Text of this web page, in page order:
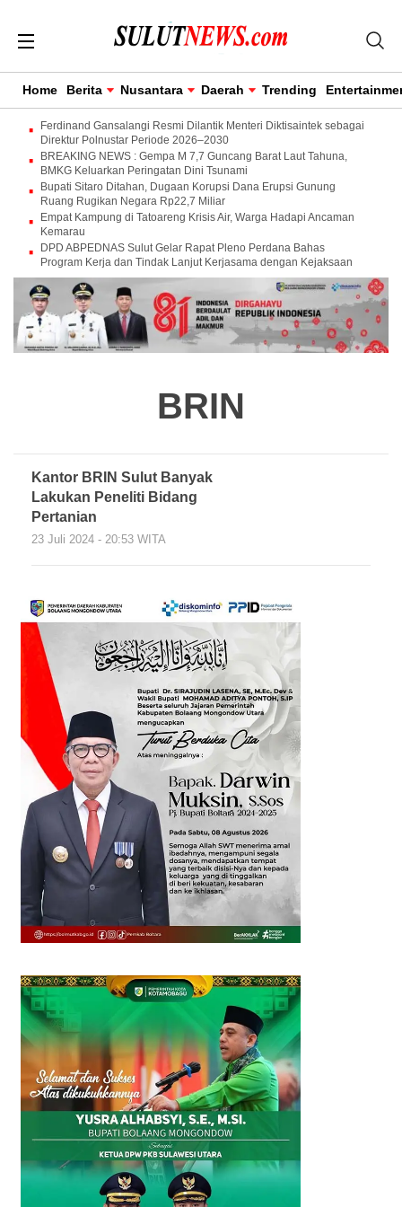
Home Berita Nusantara Daerah Trending
Ferdinand Gansalangi Resmi Dilantik Menteri Diktisaintek sebagai
Direktur Polnustar Periode 2026–2030
BREAKING NEWS : Gempa M 7,7 Guncang Barat Laut Tahuna,
BMKG Keluarkan Peringatan Dini Tsunami
Bupati Sitaro Ditahan, Dugaan Korupsi Dana Erupsi Gunung
Ruang Rugikan Negara Rp22,7 Miliar
Empat Kampung di Tatoareng Krisis Air, Warga Hadapi Ancaman
Kemarau
DPD ABPEDNAS Sulut Gelar Rapat Pleno Perdana Bahas
Program Kerja dan Tindak Lanjut Kerjasama dengan Kejaksaan
BRIN
Kantor BRIN Sulut Banyak
Lakukan Peneliti Bidang
Pertanian
23 Juli 2024 - 20:53 WITA